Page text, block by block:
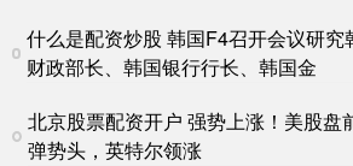
什么是配资炒股 韩国F4召开会议研究
财政部长、韩国银行行长、韩国金
北京股票配资开户 强势上涨！美股盘
弹势头，英特尔领涨